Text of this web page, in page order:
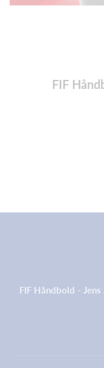
FIF
FIF Håndbold -